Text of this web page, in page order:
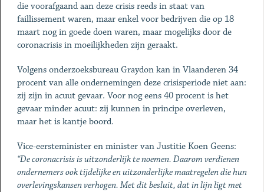
die voorafgaand aan deze crisis reeds in staat van
faillissement waren, maar enkel voor bedrijven die op 18
maart nog in goede doen waren, maar mogelijks door de
coronacrisis in moeilijkheden zijn geraakt.
Volgens onderzoeksbureau Graydon kan in Vlaanderen 34
procent van alle ondernemingen deze crisisperiode niet aan:
zij zijn in acuut gevaar. Voor nog eens 40 procent is het
gevaar minder acuut: zij kunnen in principe overleven,
maar het is kantje boord.
Vice-eersteminister en minister van Justitie Koen Geens:
“De coronacrisis is uitzonderlijk te noemen. Daarom verdienen
ondernemers ook tijdelijke en uitzonderlijke maatregelen die hun
overlevingskansen verhogen. Met dit besluit, dat in lijn ligt met